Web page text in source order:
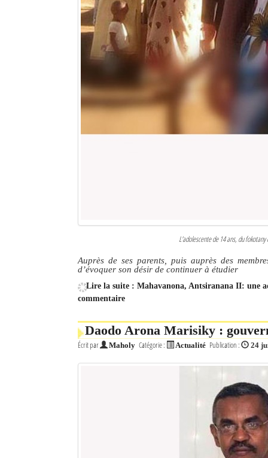
L'adolescente de 14 ans, du
Auprès de ses parents, puis auprès des
d’évoquer son désir de continuer à étudier
Lire la suite : Mahavanona, Antsiranana II: une
commentaire
Daodo Arona Marisiky :
Écrit par Maholy Catégorie : Actualité Publication : 24